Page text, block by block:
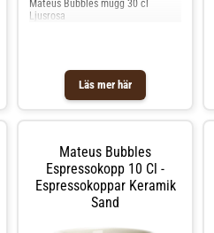
Läs mer här
Mateus Bubbles mugg 30 cl
Ljusrosa
Mateus Bubbles
Espressokopp 10 Cl -
Espressokoppar Keramik
Sand